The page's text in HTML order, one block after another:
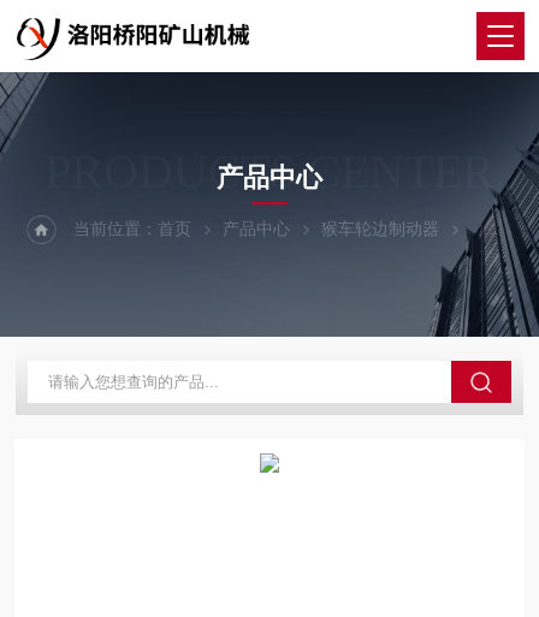
PRODUCTS CENTER
产品中心
当前位置：首页 产品中心 猴车轮边制动器 轮边制